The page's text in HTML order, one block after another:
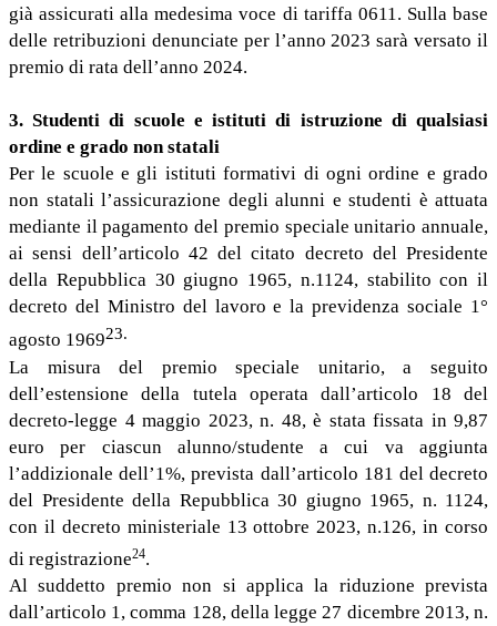
già assicurati alla medesima voce di tariffa 0611. Sulla base
delle retribuzioni denunciate per l’anno 2023 sarà versato il
premio di rata dell’anno 2024.
3. Studenti di scuole e istituti di istruzione di qualsiasi
ordine e grado non statali
Per le scuole e gli istituti formativi di ogni ordine e grado
non statali l’assicurazione degli alunni e studenti è attuata
mediante il pagamento del premio speciale unitario annuale,
ai sensi dell’articolo 42 del citato decreto del Presidente
della Repubblica 30 giugno 1965, n.1124, stabilito con il
decreto del Ministro del lavoro e la previdenza sociale 1°
agosto 196923.
La misura del premio speciale unitario, a seguito
dell’estensione della tutela operata dall’articolo 18 del
decreto-legge 4 maggio 2023, n. 48, è stata fissata in 9,87
euro per ciascun alunno/studente a cui va aggiunta
l’addizionale dell’1%, prevista dall’articolo 181 del decreto
del Presidente della Repubblica 30 giugno 1965, n. 1124,
con il decreto ministeriale 13 ottobre 2023, n.126, in corso
di registrazione24.
Al suddetto premio non si applica la riduzione prevista
dall’articolo 1, comma 128, della legge 27 dicembre 2013, n.